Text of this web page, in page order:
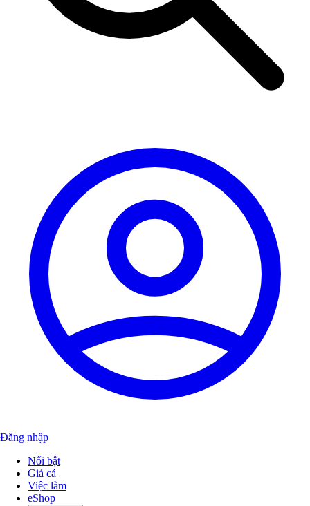
Đăng nhập
Nổi bật
Giá cả
Việc làm
eShop